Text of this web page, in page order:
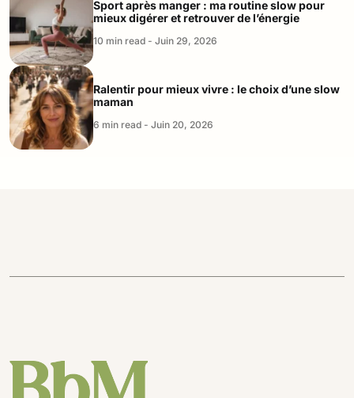
Sport après manger : ma routine slow pour
mieux digérer et retrouver de l’énergie
10 min read - Juin 29, 2026
Ralentir pour mieux vivre : le choix d’une slow
maman
6 min read - Juin 20, 2026